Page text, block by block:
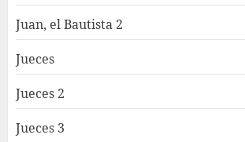
Juan, el Bautista 2
Jueces
Jueces 2
Jueces 3